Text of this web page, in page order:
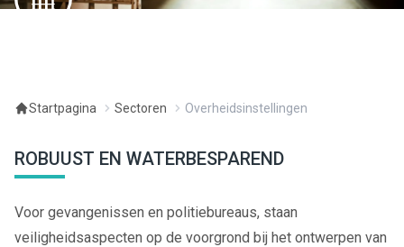
Startpagina Sectoren Overheidsinstellingen
ROBUUST EN WATERBESPAREND
Voor gevangenissen en politiebureaus, staan
veiligheidsaspecten op de voorgrond bij het ontwerpen van